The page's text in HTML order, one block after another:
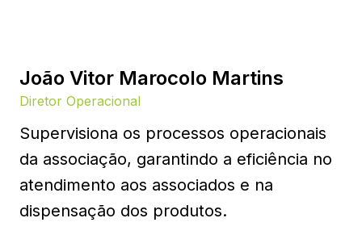
João Vitor Marocolo Martins
Diretor Operacional
Supervisiona os processos operacionais
da associação, garantindo a eficiência no
atendimento aos associados e na
dispensação dos produtos.